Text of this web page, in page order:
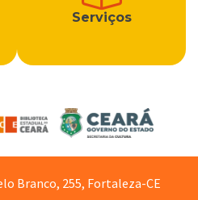
Serviços
Branco, 255, Fortaleza-CE